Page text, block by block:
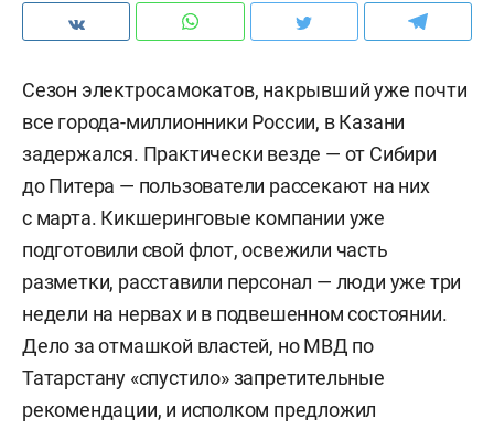
Сезон электросамокатов, накрывший уже почти
все города-миллионники России, в Казани
задержался. Практически везде — от Сибири
до Питера — пользователи рассекают на них
с марта. Кикшеринговые компании уже
подготовили свой флот, освежили часть
разметки, расставили персонал — люди уже три
недели на нервах и в подвешенном состоянии.
Дело за отмашкой властей, но МВД по
Татарстану «спустило» запретительные
рекомендации, и исполком предложил